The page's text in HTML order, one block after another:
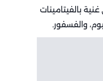
بالفيتامينات
والفسفور.